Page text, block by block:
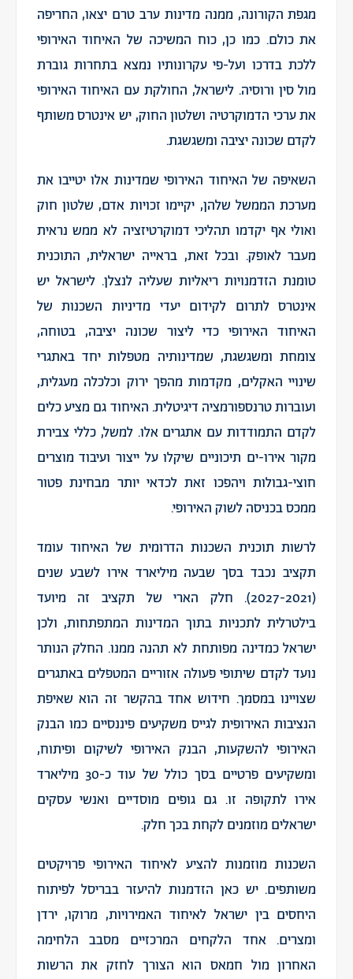
מגפת הקורונה, ממנה מדינות ערב טרם יצאו, החריפה
את כולם. כמו כן, כוח המשיכה של האיחוד האירופי
ללכת בדרכו ועל-פי עקרונותיו נמצא בתחרות גוברת
מול סין ורוסיה. לישראל, החולקת עם האיחוד האירופי
את ערכי הדמוקרטיה ושלטון החוק, יש אינטרס משותף
לקדם שכונה יציבה ומשגשגת.
השאיפה של האיחוד האירופי שמדינות אלו יטייבו את
מערכת הממשל שלהן, יקיימו זכויות אדם, שלטון חוק
ואולי אף יקדמו תהליכי דמוקרטיזציה לא ממש נראית
מעבר לאופק. ובכל זאת, בראייה ישראלית, התוכנית
טומנת הזדמנויות ריאליות שעליה לנצלן. לישראל יש
אינטרס לתרום לקידום יעדי מדיניות השכנות של
האיחוד האירופי כדי ליצור שכונה יציבה, בטוחה,
צומחת ומשגשגת, שמדינותיה מטפלות יחד באתגרי
שינויי האקלים, מקדמות מהפך ירוק וכלכלה מעגלית,
ועוברות טרנספורמציה דיגיטלית. האיחוד גם מציע כלים
לקדם התמודדות עם אתגרים אלו. למשל, כללי צבירת
מקור אירו-ים תיכוניים שיקלו על ייצור ועיבוד מוצרים
חוצי-גבולות ויהפכו זאת לכדאי יותר מבחינת פטור
ממכס בכניסה לשוק האירופי.
לרשות תוכנית השכנות הדרומית של האיחוד עומד
תקציב נכבד בסך שבעה מיליארד אירו לשבע שנים
(2027-2021). חלק הארי של תקציב זה מיועד
בילטרלית לתכניות בתוך המדינות המתפתחות, ולכן
ישראל כמדינה מפותחת לא תהנה ממנו. החלק הנותר
נועד לקדם שיתופי פעולה אזוריים המטפלים באתגרים
שצויינו במסמך. חידוש אחד בהקשר זה הוא שאיפת
הנציבות האירופית לגייס משקיעים פיננסיים כמו הבנק
האירופי להשקעות, הבנק האירופי לשיקום ופיתוח,
ומשקיעים פרטיים בסך כולל של עוד כ-30 מיליארד
אירו לתקופה זו. גם גופים מוסדיים ואנשי עסקים
ישראלים מוזמנים לקחת בכך חלק.
השכנות מוזמנות להציע לאיחוד האירופי פרויקטים
משותפים. יש כאן הזדמנות להיעזר בבריסל לפיתוח
היחסים בין ישראל לאיחוד האמירויות, מרוקו, ירדן
ומצרים. אחד הלקחים המרכזיים מסבב הלחימה
האחרון מול חמאס הוא הצורך לחזק את הרשות